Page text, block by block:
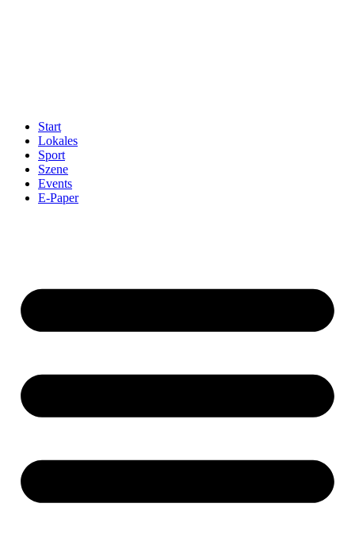
Start
Lokales
Sport
Szene
Events
E-Paper